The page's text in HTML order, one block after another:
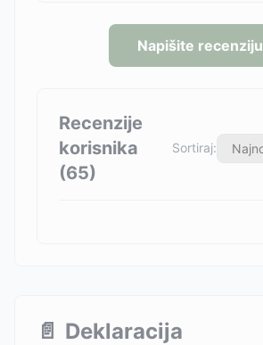
Napišite recenziju
Recenzije
korisnika
(65)
Sortiraj:
📄 Deklaracija